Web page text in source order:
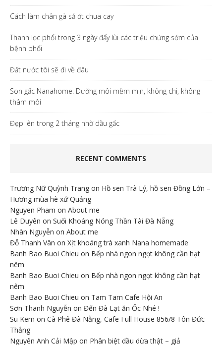
Cách làm chân gà sả ớt chua cay
Thanh lọc phổi trong 3 ngày đẩy lùi các triệu chứng sớm của
bệnh phổi
Đất nước tôi sẽ đi về đâu
Son gấc Nanahome: Dưỡng môi mềm mịn, không chì, không
thâm môi
Đẹp lên trong 2 tháng nhờ dầu gấc
RECENT COMMENTS
Trương Nữ Quỳnh Trang on Hồ sen Trà Lý, hồ sen Đồng Lớn –
Hương mùa hè xứ Quảng
Nguyen Pham on About me
Lê Duyên on Suối Khoáng Nóng Thần Tài Đà Nẵng
Nhàn Nguyễn on About me
Đỗ Thanh Vân on Xịt khoáng trà xanh Nana homemade
Banh Bao Buoi Chieu on Bếp nhà ngon ngọt không cần hạt
nêm
Banh Bao Buoi Chieu on Bếp nhà ngon ngọt không cần hạt
nêm
Banh Bao Buoi Chieu on Tam Tam Cafe Hội An
Sơn Thanh Nguyễn on Đến Đà Lạt ăn Ốc Nhé !
Su Kem on Cà Phê Đà Nẵng, Cafe Full House 856/8 Tôn Đức
Thắng
Nguyên Anh Cải Mập on Phân biệt dầu dừa thật – giả